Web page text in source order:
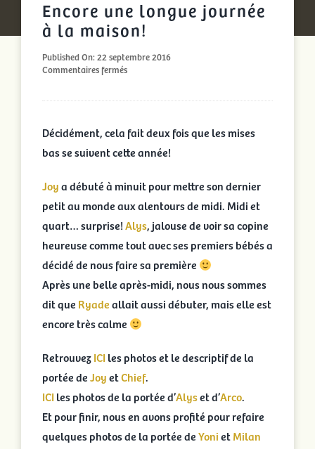
Encore une longue journée
à la maison!
Published On: 22 septembre 2016
Commentaires ferméssur
à
maison!
Décidément, cela fait deux fois que les mises
bas se suivent cette année!
Joya débuté à minuit pour mettre son dernier
petit au monde aux alentours de midi. Midi et
quart… surprise!Alys, jalouse de voir sa copine
heureuse comme tout avec ses premiers bébés a
décidé de nous faire sa première
Après une belle après-midi, nous nous sommes
dit que Ryadeallait aussi débuter, mais elle est
encore très calme
RetrouvezICI les photos et le descriptif de la
portée deJoyetChief.
ICI les photos de la portée d’Alyset d’Arco.
Et pour finir, nous en avons profité pour refaire
quelques photos de la portée deYonietMilan